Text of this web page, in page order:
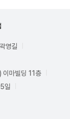
영길
마빌딩 11층
일